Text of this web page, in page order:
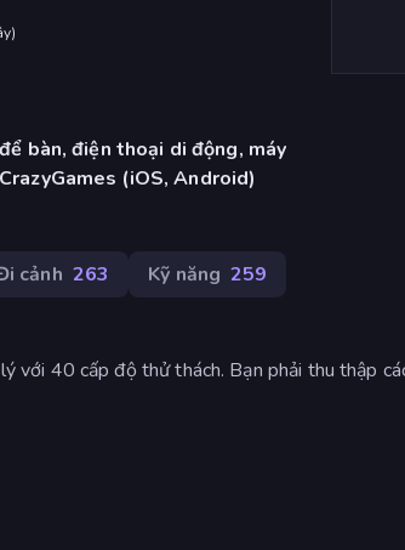
)
bàn, điện thoại di động, máy
(iOS, Android)
cảnh 263 Kỹ năng 259
với 40 cấp độ thử thách. Bạn phải thu thập